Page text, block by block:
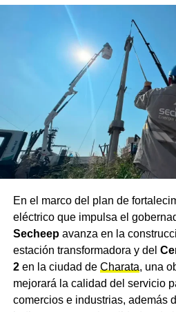
En el marco del plan de
eléctrico que impulsa el
Secheepavanza en la
estación transformadora y del
2en la ciudad de Charata, una
mejorará la calidad del servicio
comercios e industrias, además